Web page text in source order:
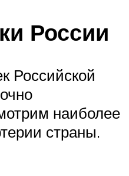
России
Российской
наиболее
страны.